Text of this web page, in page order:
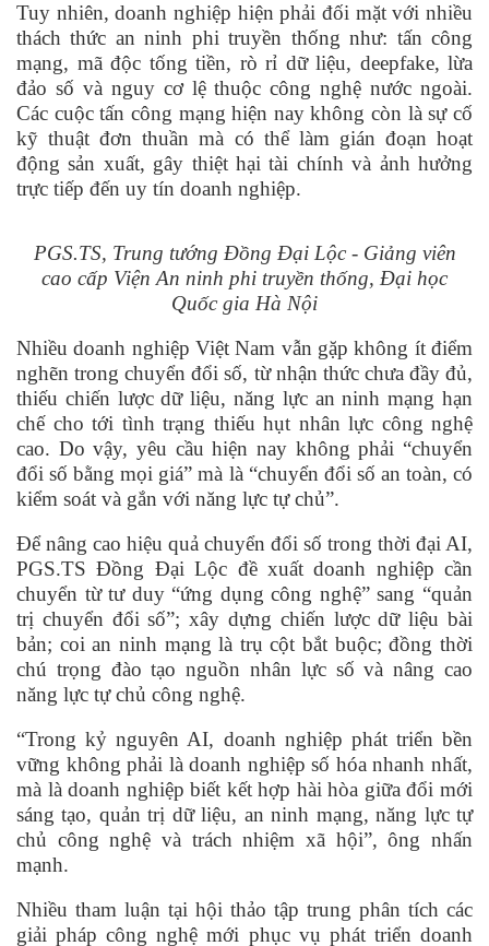
Tuy nhiên, doanh nghiệp hiện phải đối mặt với nhiều
thách thức an ninh phi truyền thống như: tấn công
mạng, mã độc tống tiền, rò rỉ dữ liệu, deepfake, lừa
đảo số và nguy cơ lệ thuộc công nghệ nước ngoài.
Các cuộc tấn công mạng hiện nay không còn là sự cố
kỹ thuật đơn thuần mà có thể làm gián đoạn hoạt
động sản xuất, gây thiệt hại tài chính và ảnh hưởng
trực tiếp đến uy tín doanh nghiệp.
PGS.TS, Trung tướng Đồng Đại Lộc - Giảng viên
cao cấp Viện An ninh phi truyền thống, Đại học
Quốc gia Hà Nội
Nhiều doanh nghiệp Việt Nam vẫn gặp không ít điểm
nghẽn trong chuyển đổi số, từ nhận thức chưa đầy đủ,
thiếu chiến lược dữ liệu, năng lực an ninh mạng hạn
chế cho tới tình trạng thiếu hụt nhân lực công nghệ
cao. Do vậy, yêu cầu hiện nay không phải “chuyển
đổi số bằng mọi giá” mà là “chuyển đổi số an toàn, có
kiểm soát và gắn với năng lực tự chủ”.
Để nâng cao hiệu quả chuyển đổi số trong thời đại AI,
PGS.TS Đồng Đại Lộc đề xuất doanh nghiệp cần
chuyển từ tư duy “ứng dụng công nghệ” sang “quản
trị chuyển đổi số”; xây dựng chiến lược dữ liệu bài
bản; coi an ninh mạng là trụ cột bắt buộc; đồng thời
chú trọng đào tạo nguồn nhân lực số và nâng cao
năng lực tự chủ công nghệ.
“Trong kỷ nguyên AI, doanh nghiệp phát triển bền
vững không phải là doanh nghiệp số hóa nhanh nhất,
mà là doanh nghiệp biết kết hợp hài hòa giữa đổi mới
sáng tạo, quản trị dữ liệu, an ninh mạng, năng lực tự
chủ công nghệ và trách nhiệm xã hội”, ông nhấn
mạnh.
Nhiều tham luận tại hội thảo tập trung phân tích các
giải pháp công nghệ mới phục vụ phát triển doanh